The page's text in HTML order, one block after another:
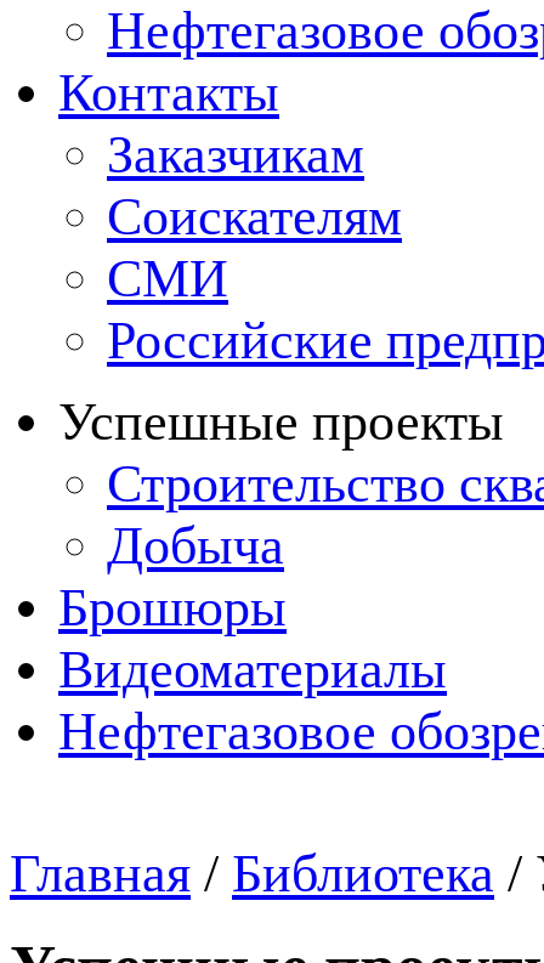
Нефтегазовое
Контакты
Заказчикам
Соискателям
СМИ
Российские
Успешные проекты
Строительство
Добыча
Брошюры
Видеоматериалы
Нефтегазовое
Главная / Библиотека /